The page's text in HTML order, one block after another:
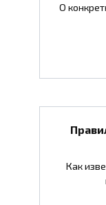
О
Как